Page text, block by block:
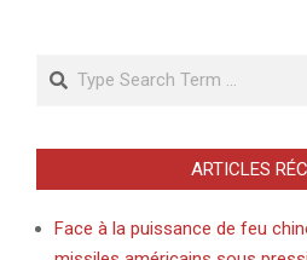
ARTICLES
Face à la puissance de feu